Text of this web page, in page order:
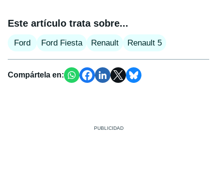
Este artículo trata sobre...
Ford Ford Fiesta Renault Renault 5
Compártela en: